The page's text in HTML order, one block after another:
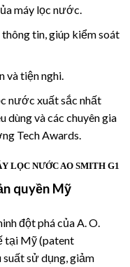
máy lọc nước.
tin, giúp kiểm soát
và tiện nghi.
nước xuất sắc nhất
và các chuyên gia
Tech Awards.
LỌC NƯỚC AO SMITH G1
quyền Mỹ
đột phá của A. O.
tại Mỹ (patent
suất sử dụng, giảm